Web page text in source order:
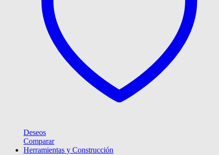
Deseos
Comparar
Herramientas y Construcción